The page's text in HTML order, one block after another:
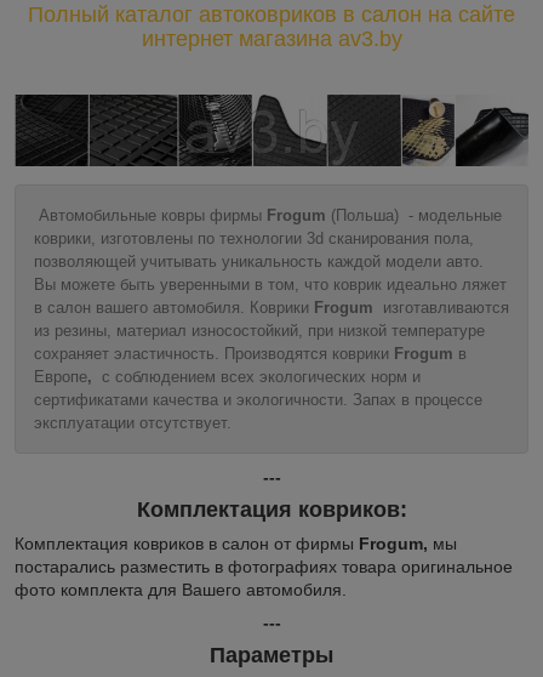
Полный каталог автоковриков в салон на сайте
интернет магазина av3.by
Автомобильные ковры фирмы Frogum (Польша) - модельные
коврики, изготовлены по технологии 3d сканирования пола,
позволяющей учитывать уникальность каждой модели авто.
Вы можете быть уверенными в том, что коврик идеально ляжет
в салон вашего автомобиля. Коврики Frogum изготавливаются
из резины, материал износостойкий, при низкой температуре
сохраняет эластичность. Производятся коврики Frogum в
Европе, с соблюдением всех экологических норм и
сертификатами качества и экологичности. Запах в процессе
эксплуатации отсутствует.
---
Комплектация ковриков:
Комплектация ковриков в салон от фирмы Frogum, мы
постарались разместить в фотографиях товара оригинальное
фото комплекта для Вашего автомобиля.
---
Параметры